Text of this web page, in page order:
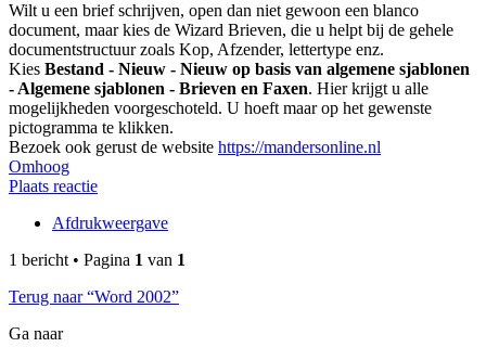
Wilt u een brief schrijven, open dan niet gewoon een blanco
document, maar kies de Wizard Brieven, die u helpt bij de gehele
documentstructuur zoals Kop, Afzender, lettertype enz.
Kies Bestand - Nieuw - Nieuw op basis van algemene sjablonen
- Algemene sjablonen - Brieven en Faxen. Hier krijgt u alle
mogelijkheden voorgeschoteld. U hoeft maar op het gewenste
pictogramma te klikken.
Bezoek ook gerust de website https://mandersonline.nl
Omhoog
Plaats reactie
Afdrukweergave
1 bericht • Pagina 1 van 1
Terug naar “Word 2002”
Ga naar